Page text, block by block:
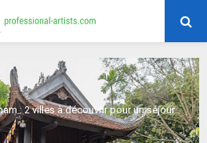
: 2 villes à découvrir pour un séjour